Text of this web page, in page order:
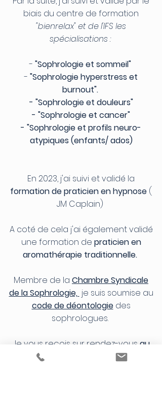
biais du centre de formation
"bienrelax" et de l'IFS les
spécialisations :
- "Sophrologie et sommeil"
- "Sophrologiehyperstress et
burnout".
- "Sophrologie et douleurs"
- "Sophrologie et cancer"
- "Sophrologie et profils neuro-
atypiques (enfants/ ados)
En 2023, j'ai suivi et validé la
formation de praticien en hypnose (
JM Caplain)
A coté de cela j'ai également validé
une formation de praticien en
aromathérapie traditionnelle.
Membre de la Chambre Syndicale
de la Sophrologie, je suis soumise au
code de déontologiedes
sophrologues.
Je vous reçois sur rendez-vous au
pôle santé de BORNEL 60540,